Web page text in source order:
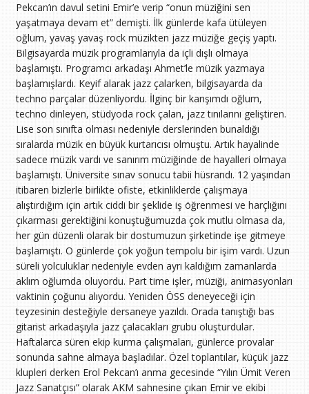
Pekcan’ın davul setini Emir’e verip “onun müziğini sen
yaşatmaya devam et” demişti. İlk günlerde kafa ütüleyen
oğlum, yavaş yavaş rock müzikten jazz müziğe geçiş yaptı.
Bilgisayarda müzik programlarıyla da içli dışlı olmaya
başlamıştı. Programcı arkadaşı Ahmet’le müzik yazmaya
başlamışlardı. Keyif alarak jazz çalarken, bilgisayarda da
techno parçalar düzenliyordu. İlginç bir karışımdı oğlum,
techno dinleyen, stüdyoda rock çalan, jazz tınılarını geliştiren.
Lise son sınıfta olması nedeniyle derslerinden bunaldığı
sıralarda müzik en büyük kurtarıcısı olmuştu. Artık hayalinde
sadece müzik vardı ve sanırım müziğinde de hayalleri olmaya
başlamıştı. Üniversite sınav sonucu tabii hüsrandı. 12 yaşından
itibaren bizlerle birlikte ofiste, etkinliklerde çalışmaya
alıştırdığım için artık ciddi bir şeklide iş öğrenmesi ve harçlığını
çıkarması gerektiğini konuştuğumuzda çok mutlu olmasa da,
her gün düzenli olarak bir dostumuzun şirketinde işe gitmeye
başlamıştı. O günlerde çok yoğun tempolu bir işim vardı. Uzun
süreli yolculuklar nedeniyle evden ayrı kaldığım zamanlarda
aklım oğlumda oluyordu. Part time işler, müziği, animasyonları
vaktinin çoğunu alıyordu. Yeniden ÖSS deneyeceği için
teyzesinin desteğiyle dersaneye yazıldı. Orada tanıştığı bas
gitarist arkadaşıyla jazz çalacakları grubu oluşturdular.
Haftalarca süren ekip kurma çalışmaları, günlerce provalar
sonunda sahne almaya başladılar. Özel toplantılar, küçük jazz
klupleri derken Erol Pekcan’ı anma gecesinde “Yılın Ümit Veren
Jazz Sanatçısı” olarak AKM sahnesine çıkan Emir ve ekibi